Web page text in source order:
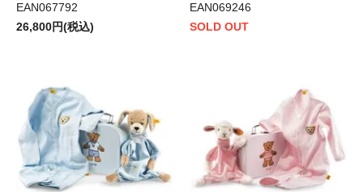
EAN067792
26,800円(税込)
EAN069246
SOLD OUT